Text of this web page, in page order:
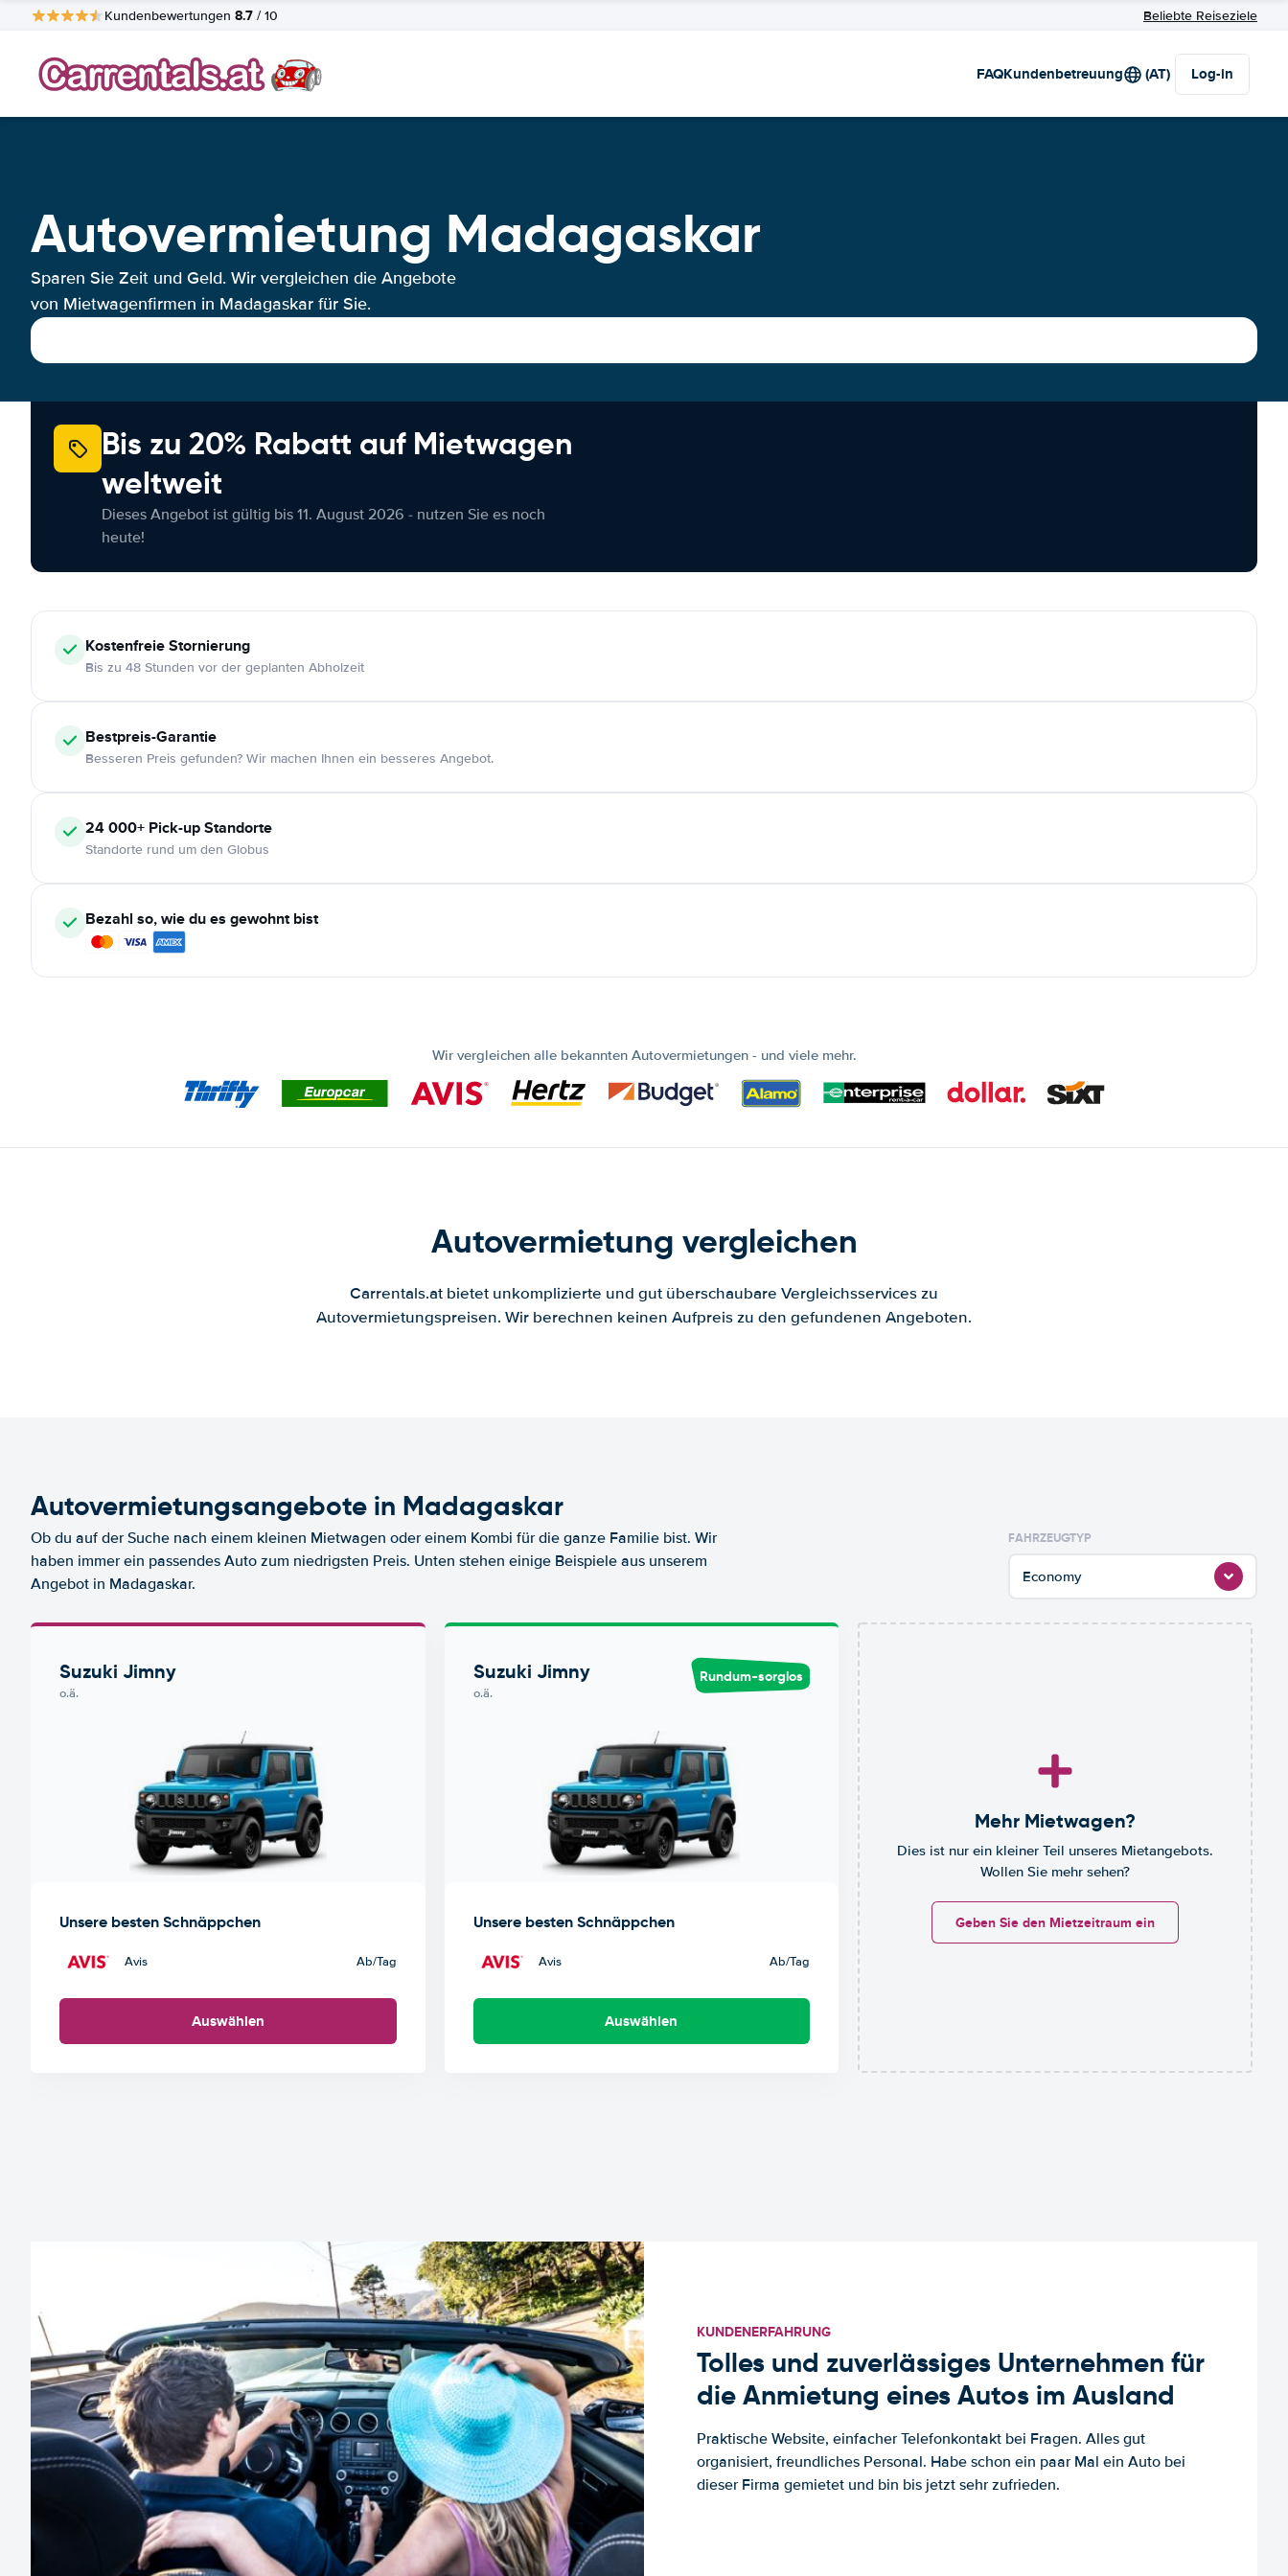
Kundenbewertungen 8.7 / 10 Beliebte Reiseziele
FAQKundenbetreuung (AT) Log-in
Autovermietung Madagaskar
Sparen Sie Zeit und Geld. Wir vergleichen die Angebote
von Mietwagenfirmen in Madagaskar für Sie.
Bis zu 20% Rabatt auf Mietwagen
weltweit
Dieses Angebot ist gültig bis 11. August 2026 - nutzen Sie es noch
heute!
KostenfreieStornierung
Bis zu 48 Stunden vor der geplanten Abholzeit
Bestpreis-Garantie
Besseren Preis gefunden? Wir machen Ihnen ein besseres Angebot.
24 000+ Pick-up Standorte
Standorte rund um den Globus
Bezahl so, wie du es gewohnt bist
Wir vergleichen alle bekannten Autovermietungen - und viele mehr.
Autovermietung vergleichen
Carrentals.at bietet unkomplizierte und gut überschaubare Vergleichsservices zu
Autovermietungspreisen. Wir berechnen keinen Aufpreis zu den gefundenen Angeboten.
Autovermietungsangebote in Madagaskar
Ob du auf der Suche nach einem kleinen Mietwagen oder einem Kombi für die ganze Familie bist. Wir
haben immer ein passendes Auto zum niedrigsten Preis. Unten stehen einige Beispiele aus unserem
Angebot in Madagaskar.
FAHRZEUGTYP
Economy
Suzuki Jimny
o.ä.
Unsere besten Schnäppchen
Avis Ab/Tag
Auswählen
Suzuki Jimny
o.ä.
Rundum-sorglos
Unsere besten Schnäppchen
Avis Ab/Tag
Auswählen
Mehr Mietwagen?
Dies ist nur ein kleiner Teil unseres Mietangebots.
Wollen Sie mehr sehen?
Geben Sie den Mietzeitraum ein
KUNDENERFAHRUNG
Tolles und zuverlässiges Unternehmen für
die Anmietung eines Autos im Ausland
Praktische Website, einfacher Telefonkontakt bei Fragen. Alles gut
organisiert, freundliches Personal. Habe schon ein paar Mal ein Auto bei
dieser Firma gemietet und bin bis jetzt sehr zufrieden.